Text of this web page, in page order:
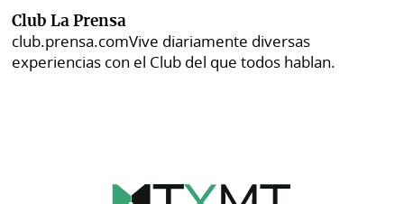
Club La Prensa
club.prensa.comVive diariamente diversas
experiencias con el Club del que todos hablan.